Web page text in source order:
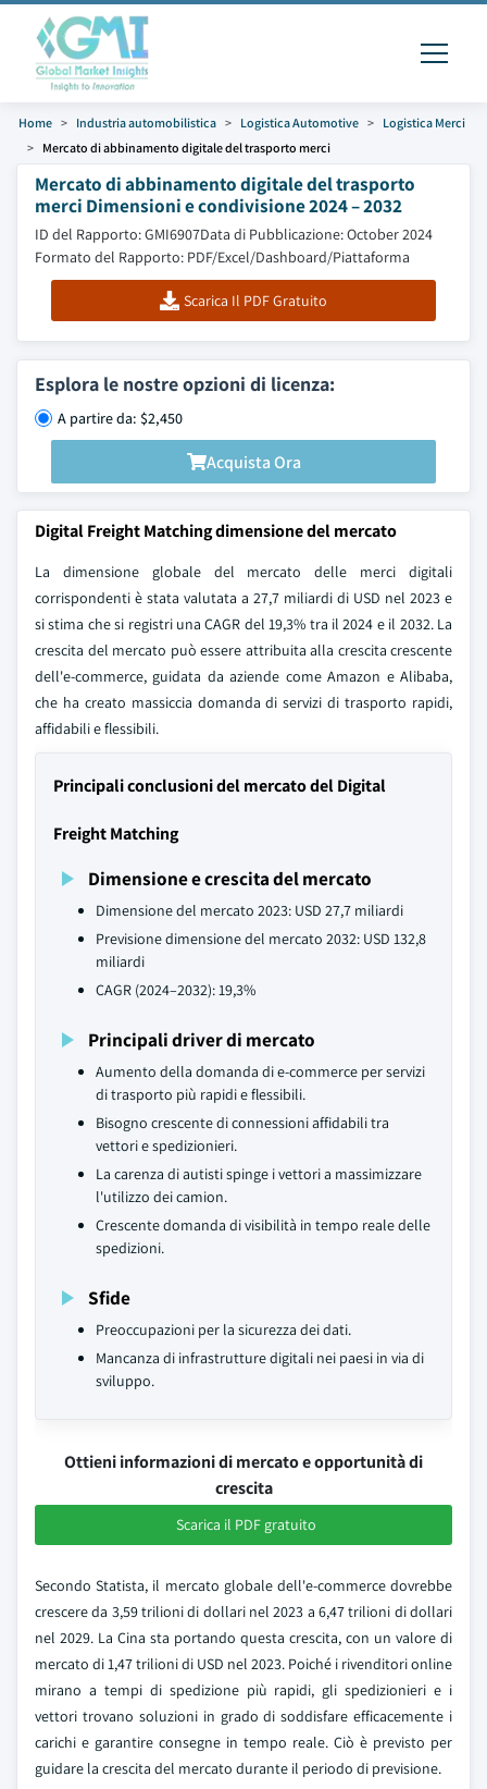
Home Industria automobilistica Logistica Automotive
Logistica Merci
Mercato di abbinamento digitale del trasporto merci
Mercato di abbinamento digitale del trasporto
merci Dimensioni e condivisione 2024 – 2032
ID del Rapporto: GMI6907Data di Pubblicazione: October 2024
Formato del Rapporto: PDF/Excel/Dashboard/Piattaforma
Scarica Il PDF Gratuito
Esplora le nostre opzioni di licenza:
A partire da: $2,450
Acquista Ora
Digital Freight Matching dimensione del mercato
La dimensione globale del mercato delle merci digitali
corrispondenti è stata valutata a 27,7 miliardi di USD nel 2023 e
si stima che si registri una CAGR del 19,3% tra il 2024 e il 2032. La
crescita del mercato può essere attribuita alla crescita crescente
dell'e-commerce, guidata da aziende come Amazon e Alibaba,
che ha creato massiccia domanda di servizi di trasporto rapidi,
affidabili e flessibili.
Principali conclusioni del mercato del Digital
Freight Matching
Dimensione e crescita del mercato
Dimensione del mercato 2023: USD 27,7 miliardi
Previsione dimensione del mercato 2032: USD 132,8
miliardi
CAGR (2024–2032): 19,3%
Principali driver di mercato
Aumento della domanda di e-commerce per servizi
di trasporto più rapidi e flessibili.
Bisogno crescente di connessioni affidabili tra
vettori e spedizionieri.
La carenza di autisti spinge i vettori a massimizzare
l'utilizzo dei camion.
Crescente domanda di visibilità in tempo reale delle
spedizioni.
Sfide
Preoccupazioni per la sicurezza dei dati.
Mancanza di infrastrutture digitali nei paesi in via di
sviluppo.
Ottieni informazioni di mercato e opportunità di
crescita
Scarica il PDF gratuito
Secondo Statista, il mercato globale dell'e-commerce dovrebbe
crescere da 3,59 trilioni di dollari nel 2023 a 6,47 trilioni di dollari
nel 2029. La Cina sta portando questa crescita, con un valore di
mercato di 1,47 trilioni di USD nel 2023. Poiché i rivenditori online
mirano a tempi di spedizione più rapidi, gli spedizionieri e i
vettori trovano soluzioni in grado di soddisfare efficacemente i
carichi e garantire consegne in tempo reale. Ciò è previsto per
guidare la crescita del mercato durante il periodo di previsione.